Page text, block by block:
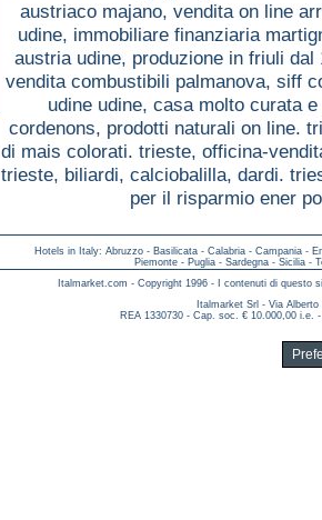
austriaco majano, vendita on line
udine, immobiliare finanziaria
austria udine, produzione in friuli
vendita combustibili palmanova, siff
udine udine, casa molto curata
cordenons, prodotti naturali on line.
di mais colorati. trieste, officina-
trieste, biliardi, calciobalilla, dardi.
per il risparmio ener
Hotels in Italy: Abruzzo - Basilicata - Calabria - Campania -
Piemonte- Puglia- Sardegna- Sicilia-
Italmarket.com - Copyright 1996 - I contenuti di questo
Italmarket Srl - Via
REA 1330730 - Cap. soc. € 10.000,00 i.e.